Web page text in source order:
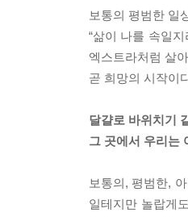
보통의 평범한 일
“삶이 나를 속일
엑스트라처럼 살
곧 희망의 시작이
달걀로 바위치기
그 곳에서 우리는
보통의, 평범한,
일테지만 놀랍게